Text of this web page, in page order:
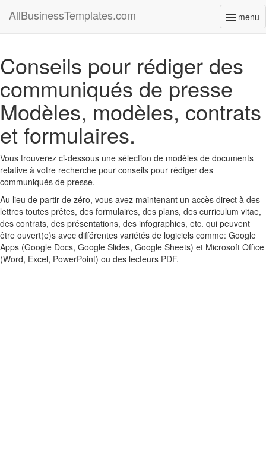
menu
AllBusinessTemplates.com
Conseils pour rédiger des
communiqués de presse
Modèles, modèles, contrats
et formulaires.
Vous trouverez ci-dessous une sélection de modèles de documents
relative à votre recherche pour conseils pour rédiger des
communiqués de presse.
Au lieu de partir de zéro, vous avez maintenant un accès direct à des
lettres toutes prêtes, des formulaires, des plans, des curriculum vitae,
des contrats, des présentations, des infographies, etc. qui peuvent
être ouvert(e)s avec différentes variétés de logiciels comme: Google
Apps (Google Docs, Google Slides, Google Sheets) et Microsoft Office
(Word, Excel, PowerPoint) ou des lecteurs PDF.